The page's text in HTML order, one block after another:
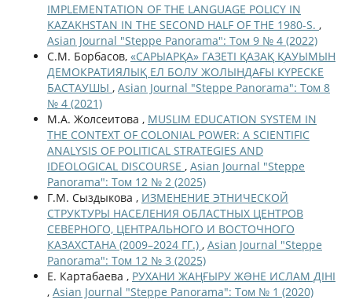
IMPLEMENTATION OF THE LANGUAGE POLICY IN
KAZAKHSTAN IN THE SECOND HALF OF THE 1980-S. ,
Asian Journal "Steppe Panorama": Том 9 № 4 (2022)
С.М. Борбасов, «САРЫАРҚА» ГАЗЕТІ ҚАЗАҚ ҚАУЫМЫН
ДЕМОКРАТИЯЛЫҚ ЕЛ БОЛУ ЖОЛЫНДАҒЫ КҮРЕСКЕ
БАСТАУШЫ , Asian Journal "Steppe Panorama": Том 8
№ 4 (2021)
М.А. Жолсеитова , MUSLIM EDUCATION SYSTEM IN
THE CONTEXT OF COLONIAL POWER: A SCIENTIFIC
ANALYSIS OF POLITICAL STRATEGIES AND
IDEOLOGICAL DISCOURSE , Asian Journal "Steppe
Panorama": Том 12 № 2 (2025)
Г.М. Сыздыкова , ИЗМЕНЕНИЕ ЭТНИЧЕСКОЙ
СТРУКТУРЫ НАСЕЛЕНИЯ ОБЛАСТНЫХ ЦЕНТРОВ
СЕВЕРНОГО, ЦЕНТРАЛЬНОГО И ВОСТОЧНОГО
КАЗАХСТАНА (2009–2024 ГГ.) , Asian Journal "Steppe
Panorama": Том 12 № 3 (2025)
Е. Картабаева , РУХАНИ ЖАҢҒЫРУ ЖƏНЕ ИСЛАМ ДІНІ
, Asian Journal "Steppe Panorama": Том № 1 (2020)